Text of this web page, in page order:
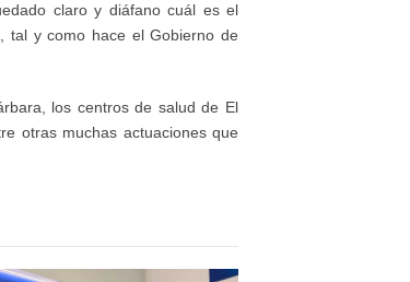
claro y diáfano cuál es el
tal y como hace el Gobierno de
los centros de salud de El
otras muchas actuaciones que